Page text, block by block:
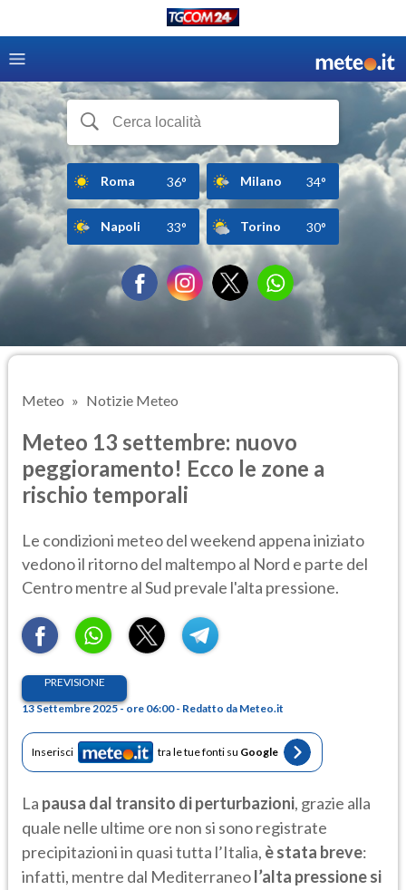
Roma 36° Milano 34°
Napoli 33° Torino 30°
Meteo Notizie Meteo
Meteo 13 settembre: nuovo
peggioramento! Ecco le zone a
rischio temporali
Le condizioni meteo del weekend appena iniziato
vedono il ritorno del maltempo al Nord e parte del
Centro mentre al Sud prevale l'alta pressione.
PREVISIONE
13 Settembre 2025 - ore 06:00 - Redatto da Meteo.it
Inserisci tra le tue fonti su Google
La pausa dal transito di perturbazioni, grazie alla
quale nelle ultime ore non si sono registrate
precipitazioni in quasi tutta l’Italia, è stata breve:
infatti, mentre dal Mediterraneol’alta pressione si